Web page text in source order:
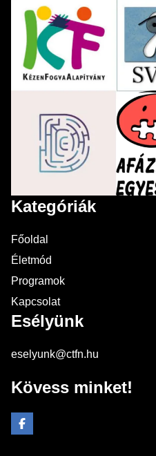
Kategóriák
Főoldal
Életmód
Programok
Kapcsolat
Esélyünk
eselyunk@ctfn.hu
Kövess minket!